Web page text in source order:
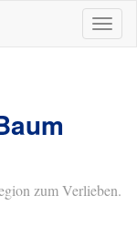
ein-/
zum Verlieben.